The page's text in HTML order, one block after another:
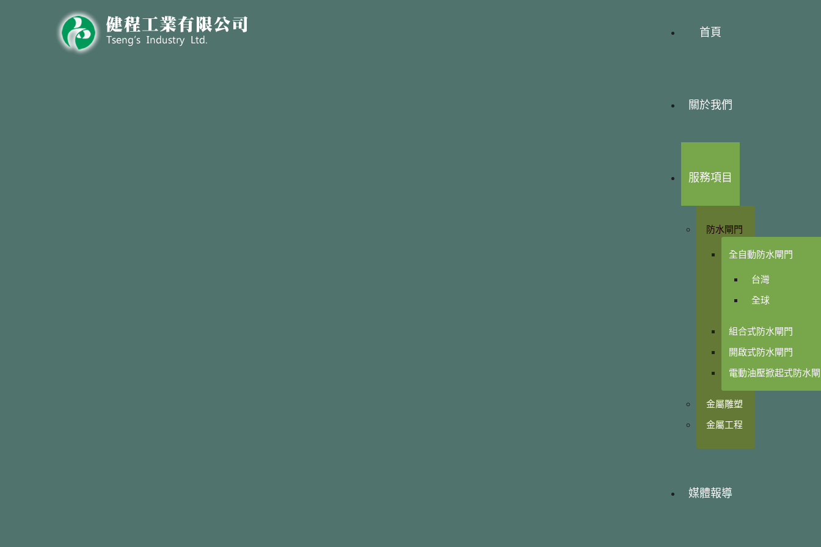
首頁
關於我們
服務項目
防水閘門
全自動防水閘門
台灣
全球
組合式防水閘門
開啟式防水閘門
電動油壓掀起式防水
金屬雕塑
金屬工程
媒體報導